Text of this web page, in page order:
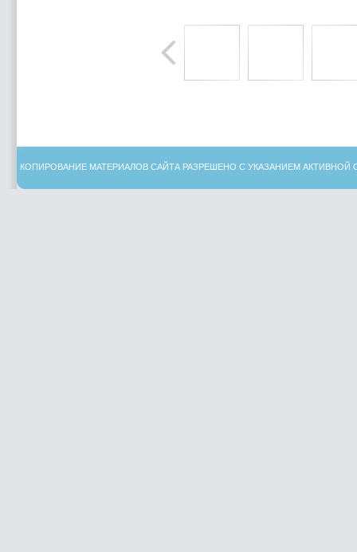
КОПИРОВАНИЕ МАТЕРИАЛОВ САЙТА РАЗРЕШЕНО С УКАЗАНИЕМ АКТИВНОЙ